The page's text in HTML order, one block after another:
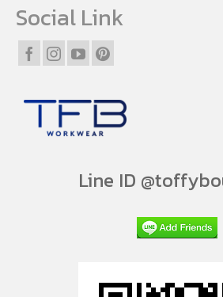
Social Link
Line ID